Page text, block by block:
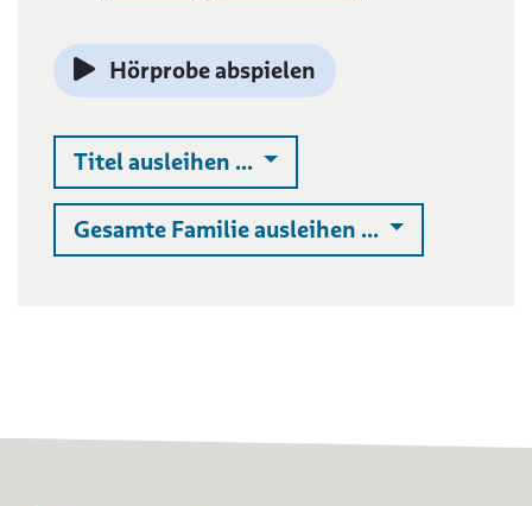
Hörprobe abspielen
Titel ausleihen ... Auswahlliste ausklappen
Gesamte Familie ausleihen ... Auswahlliste